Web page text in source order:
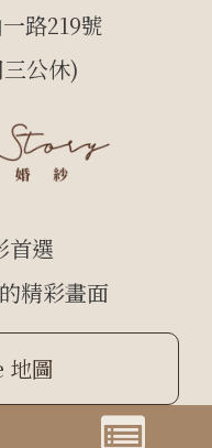
地圖
首選
精彩畫面
路219號
公休)